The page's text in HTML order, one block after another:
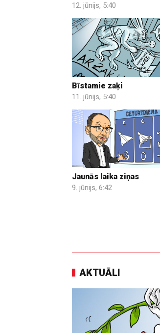
12. jūnijs, 5:40
Bīstamie zaķi
11. jūnijs, 5:40
Jaunās laika ziņas
9. jūnijs, 6:42
AKTUĀLI